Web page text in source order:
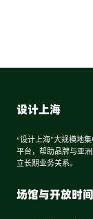
设计上海
“设计上海”大规模地
平台，帮助品牌与亚
立长期业务关系。
场馆与开放时间